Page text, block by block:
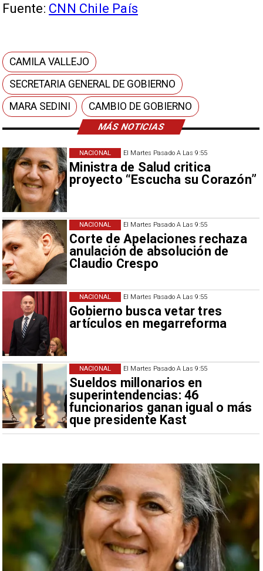
MÁS NOTICIAS
El Martes Pasado A Las 9:55
Ministra de Salud critica
proyecto “Escucha su Corazón”
NACIONAL
El Martes Pasado A Las 9:55
Corte de Apelaciones rechaza
anulación de absolución de
Claudio Crespo
NACIONAL
El Martes Pasado A Las 9:55
Gobierno busca vetar tres
artículos en megarreforma
NACIONAL
El Martes Pasado A Las 9:55
Sueldos millonarios en
superintendencias: 46
funcionarios ganan igual o más
que presidente Kast
NACIONAL
Fuente: CNN Chile País
CAMILA VALLEJO
SECRETARIA GENERAL DE GOBIERNO
MARA SEDINI
CAMBIO DE GOBIERNO